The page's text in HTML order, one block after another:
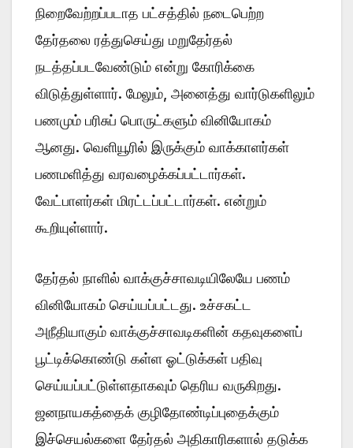
நிறைவேற்றப்படாத பட்சத்தில் நடைபெற்ற
தேர்தலை ரத்துசெய்து மறுதேர்தல்
நடத்தப்படவேண்டும் என்று கோரிக்கை
விடுத்துள்ளார். மேலும், அனைத்து வார்டுகளிலும்
பணமும் பரிசுப் பொருட்களும் வினியோகம்
ஆனது. வெளியூரில் இருக்கும் வாக்காளர்கள்
பணமளித்து வரவழைக்கப்பட்டார்கள்.
வேட்பாளர்கள் மிரட்டப்பட்டார்கள். என்றும்
கூறியுள்ளார்.
தேர்தல் நாளில் வாக்குச்சாவடியிலேயே பணம்
வினியோகம் செய்யப்பட்டது. உச்சகட்ட
அநீதியாகும் வாக்குச்சாவடிகளின் கதவுகளைப்
பூட்டிக்கொண்டு கள்ள ஓட்டுக்கள் பதிவு
செய்யப்பட்டுள்ளதாகவும் தெரிய வருகிறது.
ஜனநாயகத்தைக் குழிதோண்டிப்புதைக்கும்
இச்செயல்களை தேர்தல் அதிகாரிகளால் தடுக்க